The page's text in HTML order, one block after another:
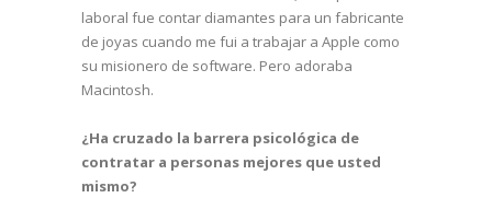
laboral fue contar diamantes para un fabricante
de joyas cuando me fui a trabajar a Apple como
su misionero de software. Pero adoraba
Macintosh.
¿Ha cruzado la barrera psicológica de
contratar a personas mejores que usted
mismo?